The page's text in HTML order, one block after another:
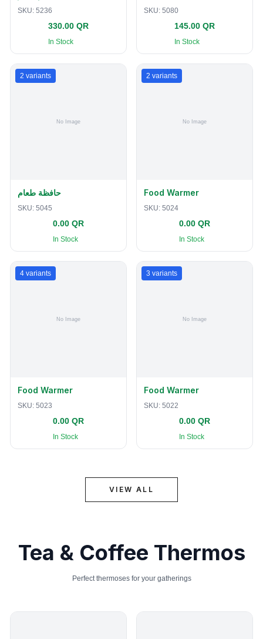
SKU: 5236
330.00 QR
In Stock
SKU: 5080
145.00 QR
In Stock
2 variants
حافظة طعام
SKU: 5045
0.00 QR
In Stock
2 variants
Food Warmer
SKU: 5024
0.00 QR
In Stock
4 variants
Food Warmer
SKU: 5023
0.00 QR
In Stock
3 variants
Food Warmer
SKU: 5022
0.00 QR
In Stock
VIEW ALL
Tea & Coffee Thermos
Perfect thermoses for your gatherings